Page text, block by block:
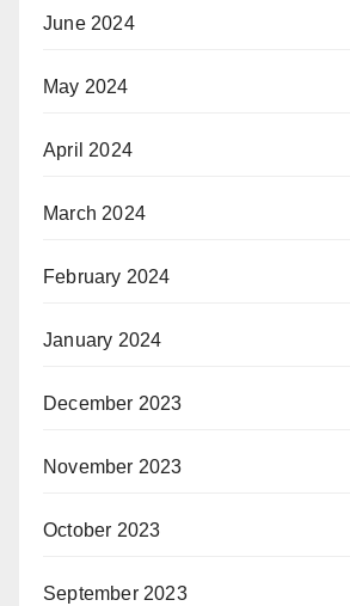
June 2024
May 2024
April 2024
March 2024
February 2024
January 2024
December 2023
November 2023
October 2023
September 2023